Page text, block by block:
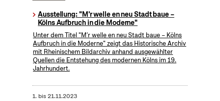
Ausstellung: "M'r welle en neu Stadt baue –
Kölns Aufbruch in die Moderne"
Unter dem Titel "M’r welle en neu Stadt baue – Kölns
Aufbruch in die Moderne" zeigt das Historische Archiv
mit Rheinischem Bildarchiv anhand ausgewählter
Quellen die Entstehung des modernen Kölns im 19.
Jahrhundert.
1. bis21.11.2023